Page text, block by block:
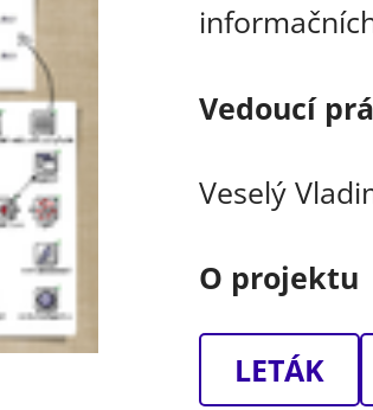
Vedoucí
Veselý
O projektu
LETÁK